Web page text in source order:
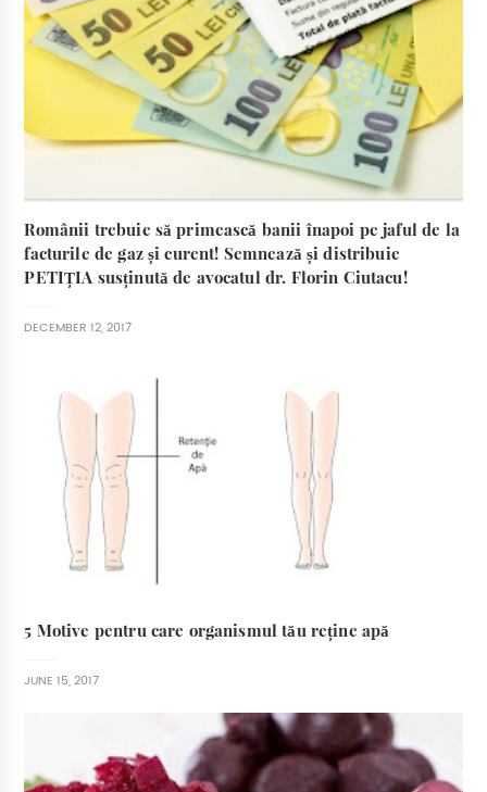
Românii trebuie să primească banii înapoi pe jaful de la
facturile de gaz și curent! Semnează și distribuie
PETIȚIA susținută de avocatul dr. Florin Ciutacu!
DECEMBER 12, 2017
5 Motive pentru care organismul tău reține apă
JUNE 15, 2017